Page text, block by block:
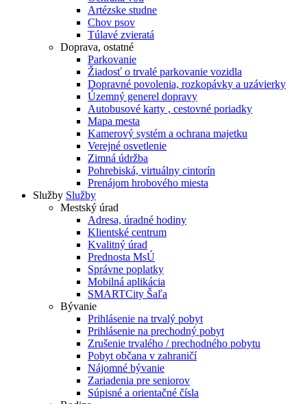
Artézske studne
Chov psov
Túlavé zvieratá
Doprava, ostatné
Parkovanie
Žiadosť o trvalé parkovanie vozidla
Dopravné povolenia, rozkopávky a uzávierky
Územný generel dopravy
Autobusové karty , cestovné poriadky
Mapa mesta
Kamerový systém a ochrana majetku
Verejné osvetlenie
Zimná údržba
Pohrebiská, virtuálny cintorín
Prenájom hrobového miesta
Služby Služby
Mestský úrad
Adresa, úradné hodiny
Klientské centrum
Kvalitný úrad
Prednosta MsÚ
Správne poplatky
Mobilná aplikácia
SMARTCity Šaľa
Bývanie
Prihlásenie na trvalý pobyt
Prihlásenie na prechodný pobyt
Zrušenie trvalého / prechodného pobytu
Pobyt občana v zahraničí
Nájomné bývanie
Zariadenia pre seniorov
Súpisné a orientačné čísla